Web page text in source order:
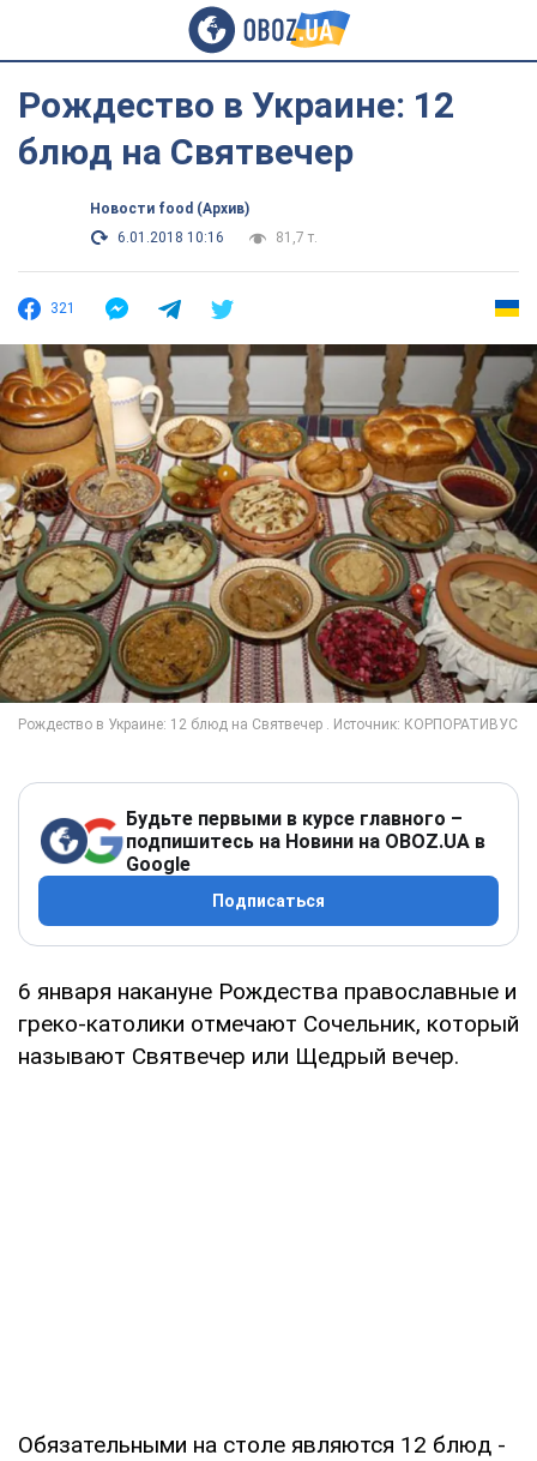
Рождество в Украине: 12
блюд на Святвечер
Новости food (Архив)
6.01.2018 10:16
81,7 т.
321
Будьте первыми в курсе главного –
подпишитесь на Новини на OBOZ.UA в
Google
Подписаться
6 января накануне Рождества православные и
греко-католики отмечают Сочельник, который
называют Святвечер или Щедрый вечер.
Обязательными на столе являются 12 блюд -